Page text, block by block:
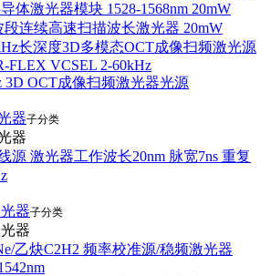
体激光器模块 1528-1568nm 20mW
段连续高速扫描波长激光器 20mW
长深度3D多模态OCT成像扫频激光源
FLEX VCSEL 2-60kHz
3D OCT成像扫频激光器光源
器子分类
器
源 激光器工作波长20nm 脉宽7ns 重复
器子分类
器
乙炔C2H2 频率校准源/稳频激光器